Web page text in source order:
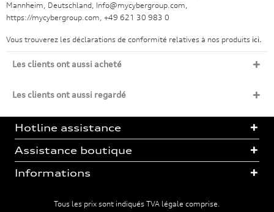
Mannheim, Deutschland, Info@mycybergroup.com,
https://mycybergroup.com, +49 621 30 983 0
Vous trouverez les déclarations de conformité relatives à nos produits ici.
Les clients ont aussi acheté
Les clients ont aussi regardé
Hotline assistance
Assistance boutique
Informations
Tous les prix sont indiqués TVA légale comprise.